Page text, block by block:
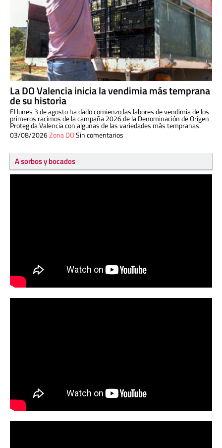
La DO Valencia inicia la vendimia más temprana
de su historia
El lunes 3 de agosto ha dado comienzo las labores de vendimia de los
primeros racimos de la campaña 2026 de la Denominación de Origen
Protegida Valencia con algunas de las variedades más tempranas.
03/08/2026Zona DOSin comentarios
A sorbos y bocados